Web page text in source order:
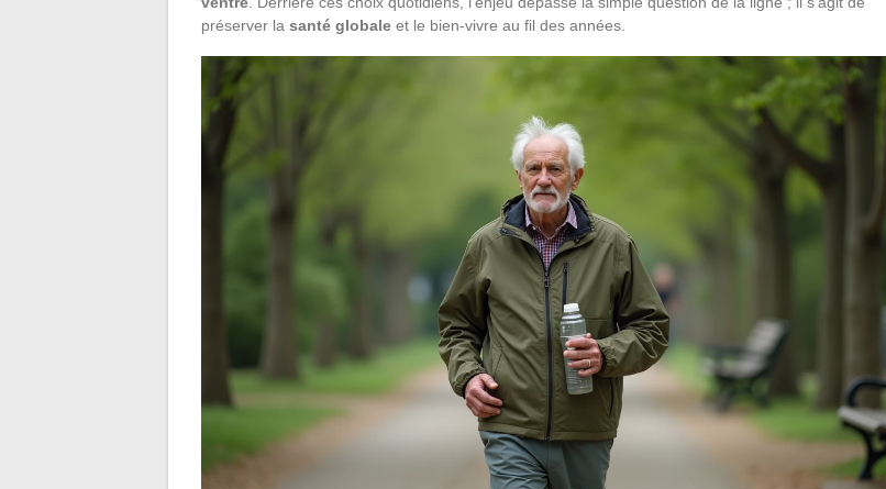
préserver la santé globale et le bien-vivre au fil des années.